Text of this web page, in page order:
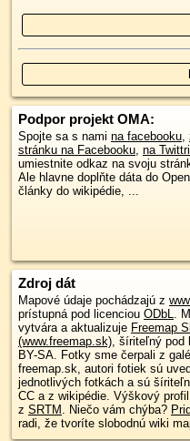
Podpor projekt OMA:
Spojte sa s nami na facebooku,
stránku na Facebooku, na Twittri
umiestnite odkaz na svoju
Ale hlavne doplňte dáta do
články do wikipédie, ...
Zdroj dát
Mapové údaje pochádzajú z
prístupná pod licenciou ODbL.
vytvára a aktualizuje Freemap
(www.freemap.sk), šíriteľný pod
BY-SA. Fotky sme čerpali z
freemap.sk, autori fotiek sú
jednotlivých fotkách a sú
CC a z wikipédie. Výškový
z SRTM . Niečo vám chýba?
radi, že tvoríte slobodnú wiki